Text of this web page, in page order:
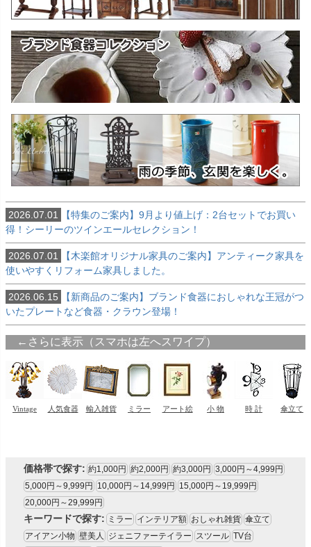
2026.07.01
【特集のご案内】9月より値上げ：2台セットでお買い
得！シーリーのツインエールセレクション！
2026.07.01
【木楽館オリジナル家具のご案内】アンティーク家具を
使いやすくリフォーム家具しました。
2026.06.15
【新商品のご案内】ブランド食器におしゃれな王冠がつ
いたプレートなど食器・クラウン登場！
価格帯で探す: 約1,000円 約2,000円 約3,000円 3,000円～4,999円
5,000円～9,999円
10,000円～14,999円
15,000円～19,999円
20,000円～29,999円
キーワードで探す: ミラー インテリア額 おしゃれ雑貨 傘立て
アイアン小物 壁美人 ジェニファーテイラー スツール TV台